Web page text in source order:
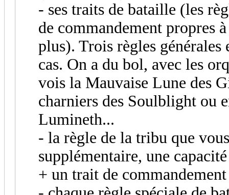
- ses traits de bataille (les
de commandement propres
plus). Trois règles générales
cas. On a du bol, avec les
vois la Mauvaise Lune des
charniers des Soulblight ou
Lumineth...
- la règle de la tribu que
supplémentaire, une
+ un trait de